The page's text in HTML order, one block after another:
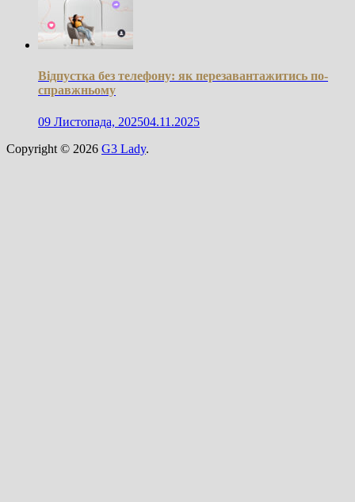
Відпустка без телефону: як перезавантажитись по-
справжньому
09 Листопада, 202504.11.2025
Copyright © 2026 G3 Lady.